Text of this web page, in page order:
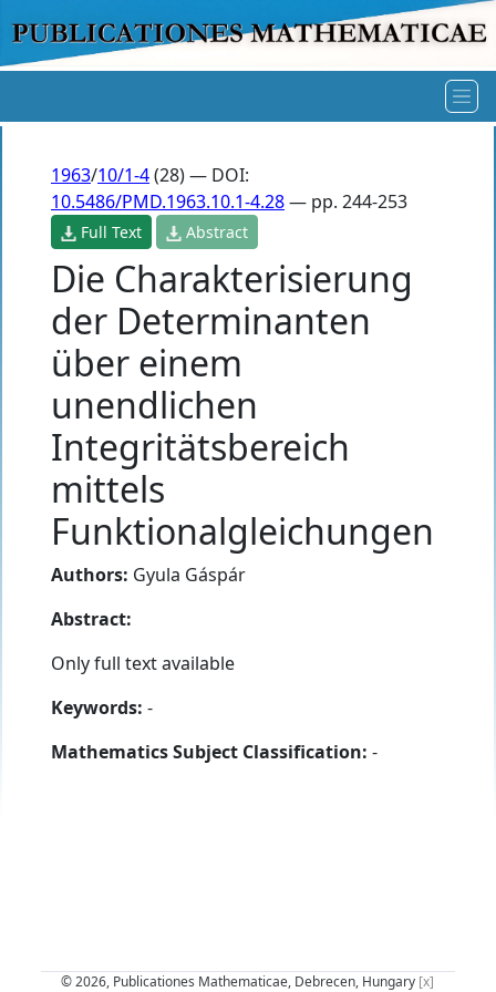
1963/10/1-4(28) — DOI:
10.5486/PMD.1963.10.1-4.28— pp. 244-253
Full Text Abstract
Die Charakterisierung
der Determinanten
über einem
unendlichen
Integritätsbereich
mittels
Funktionalgleichungen
Authors: Gyula Gáspár
Abstract:
Only full text available
Keywords: -
Mathematics Subject Classification: -
© 2026, Publicationes Mathematicae, Debrecen, Hungary [x]